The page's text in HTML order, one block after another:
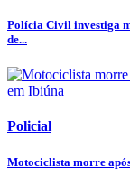
Polícia Civil investiga
de...
Policial
Motociclista morre